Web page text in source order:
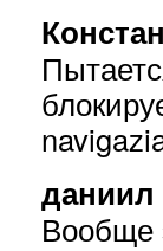
даниил
Вообще